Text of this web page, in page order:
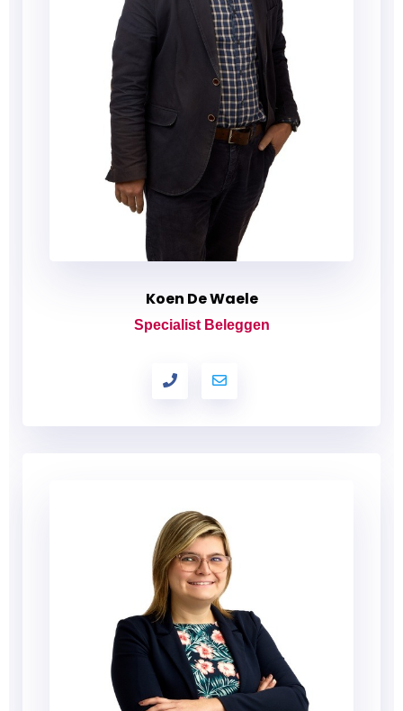
Koen De Waele
Specialist Beleggen